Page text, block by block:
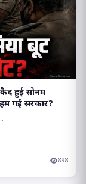
हुई सोनम
गई सरकार?
898